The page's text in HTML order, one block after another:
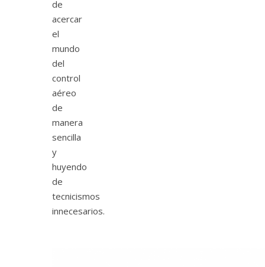
de
acercar
el
mundo
del
control
aéreo
de
manera
sencilla
y
huyendo
de
tecnicismos
innecesarios.